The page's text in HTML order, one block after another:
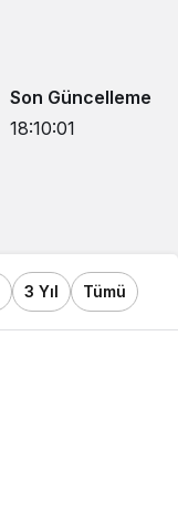
Son Güncelleme
18:10:01
3 Yıl Tümü